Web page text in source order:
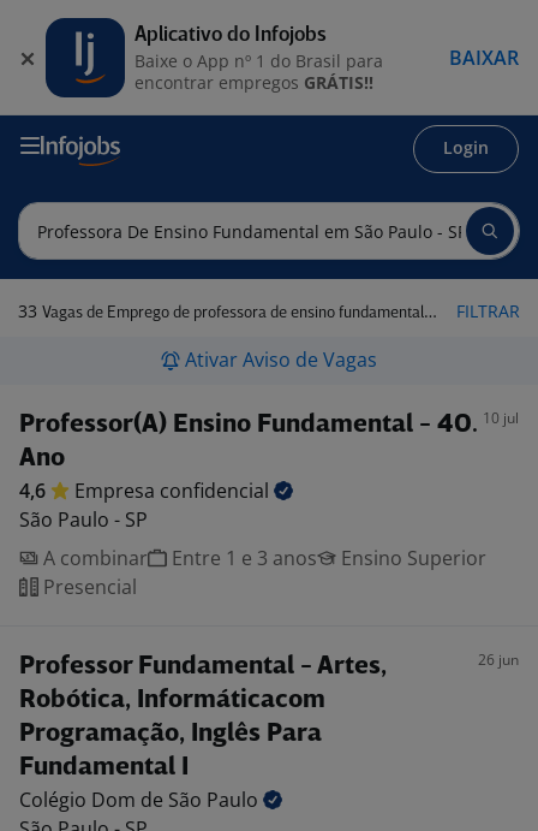
Login
33 Vagas de Emprego de professora de ensino fundamental em São Paulo - SP FILTRAR
Ativar Aviso de Vagas
Professor(A) Ensino Fundamental - 4O.
Ano
10 jul
4,6 Empresa confidencial
São Paulo - SP
A combinar
Entre 1 e 3 anos
Ensino Superior
Presencial
Professor Fundamental - Artes,
Robótica, Informáticacom
Programação, Inglês Para
Fundamental I
26 jun
Colégio Dom de São Paulo
Aplicativo do Infojobs
Baixe o App nº 1 do Brasil para
encontrar empregos GRÁTIS!!
BAIXAR